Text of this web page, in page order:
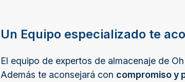
Un Equipo especializado te
El equipo de expertos de almacenaje de
Además te aconsejará con compromiso y